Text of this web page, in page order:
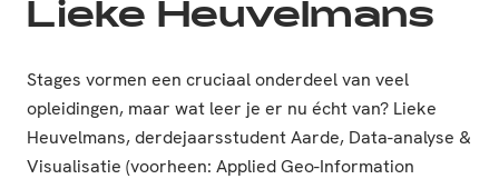
Lieke Heuvelmans
Stages vormen een cruciaal onderdeel van veel
opleidingen, maar wat leer je er nu écht van? Lieke
Heuvelmans, derdejaarsstudent Aarde, Data-analyse &
Visualisatie (voorheen: Applied Geo-Information